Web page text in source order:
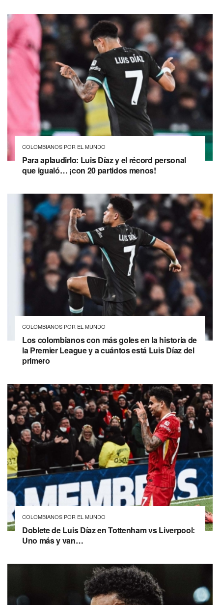
COLOMBIANOS POR EL MUNDO
Para aplaudirlo: Luis Díaz y el récord personal
que igualó… ¡con 20 partidos menos!
COLOMBIANOS POR EL MUNDO
Los colombianos con más goles en la historia de
la Premier League y a cuántos está Luis Díaz del
primero
COLOMBIANOS POR EL MUNDO
Doblete de Luis Díaz en Tottenham vs Liverpool:
Uno más y van…